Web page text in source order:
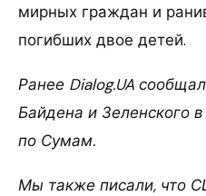
мирных граждан и
погибших двое детей.
Ранее Dialog.UA
Байдена и Зеленского
по Сумам.
Мы также писали, что